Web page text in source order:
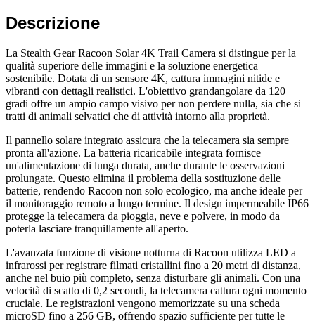
Descrizione
La Stealth Gear Racoon Solar 4K Trail Camera si distingue per la
qualità superiore delle immagini e la soluzione energetica
sostenibile. Dotata di un sensore 4K, cattura immagini nitide e
vibranti con dettagli realistici. L'obiettivo grandangolare da 120
gradi offre un ampio campo visivo per non perdere nulla, sia che si
tratti di animali selvatici che di attività intorno alla proprietà.
Il pannello solare integrato assicura che la telecamera sia sempre
pronta all'azione. La batteria ricaricabile integrata fornisce
un'alimentazione di lunga durata, anche durante le osservazioni
prolungate. Questo elimina il problema della sostituzione delle
batterie, rendendo Racoon non solo ecologico, ma anche ideale per
il monitoraggio remoto a lungo termine. Il design impermeabile IP66
protegge la telecamera da pioggia, neve e polvere, in modo da
poterla lasciare tranquillamente all'aperto.
L'avanzata funzione di visione notturna di Racoon utilizza LED a
infrarossi per registrare filmati cristallini fino a 20 metri di distanza,
anche nel buio più completo, senza disturbare gli animali. Con una
velocità di scatto di 0,2 secondi, la telecamera cattura ogni momento
cruciale. Le registrazioni vengono memorizzate su una scheda
microSD fino a 256 GB, offrendo spazio sufficiente per tutte le